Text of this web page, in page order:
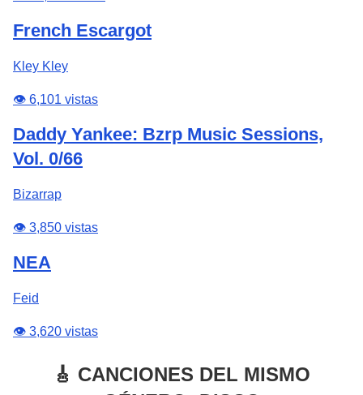
French Escargot
Kley Kley
👁️ 6,101 vistas
Daddy Yankee: Bzrp Music Sessions,
Vol. 0/66
Bizarrap
👁️ 3,850 vistas
NEA
Feid
👁️ 3,620 vistas
🎸 CANCIONES DEL MISMO